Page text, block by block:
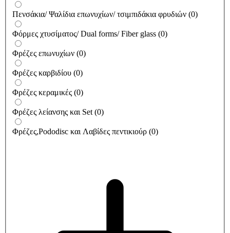
Πενσάκια/ Ψαλίδια επωνυχίων/ τσιμπιδάκια φρυδιών (0)
Φόρμες χτυσίματος/ Dual forms/ Fiber glass (0)
Φρέζες επωνυχίων (0)
Φρέζες καρβιδίου (0)
Φρέζες κεραμικές (0)
Φρέζες λείανσης και Set (0)
Φρέζες,Pododisc και Λαβίδες πεντικιούρ (0)